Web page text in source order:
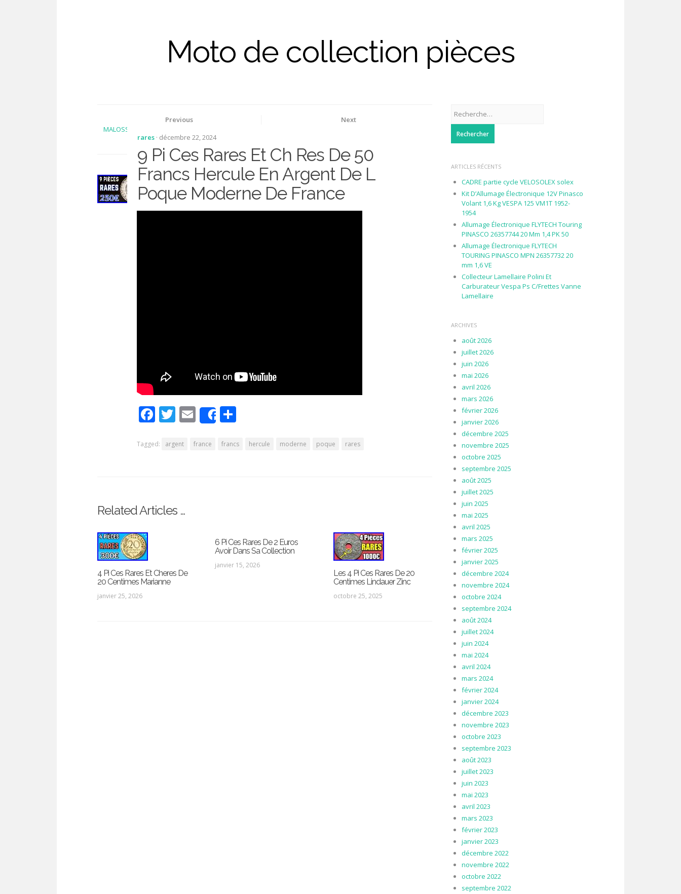
Moto de collection pièces
Previous
MALOSSI M1611029 Set Carburateur Phvb Gilera 50
Storm 1994-1996
Next
rares · décembre 22, 2024
9 Pi Ces Rares Et Ch Res De 50
Francs Hercule En Argent De L
Poque Moderne De France
Facebook
Twitter
Email
Share
Tagged: argent france francs hercule moderne poque rares
Related Articles …
4 Pi Ces Rares Et Cheres De
20 Centimes Marianne
janvier 25, 2026
6 Pi Ces Rares De 2 Euros
Avoir Dans Sa Collection
janvier 15, 2026
Les 4 Pi Ces Rares De 20
Centimes Lindauer Zinc
octobre 25, 2025
ARTICLES RÉCENTS
CADRE partie cycle VELOSOLEX solex
Kit D’Allumage Électronique 12V Pinasco
Volant 1,6 Kg VESPA 125 VM1T 1952-
1954
Allumage Électronique FLYTECH Touring
PINASCO 26357744 20 Mm 1,4 PK 50
Allumage Électronique FLYTECH
TOURING PINASCO MPN 26357732 20
mm 1,6 VE
Collecteur Lamellaire Polini Et
Carburateur Vespa Ps C/Frettes Vanne
Lamellaire
ARCHIVES
août 2026
juillet 2026
juin 2026
mai 2026
avril 2026
mars 2026
février 2026
janvier 2026
décembre 2025
novembre 2025
octobre 2025
septembre 2025
août 2025
juillet 2025
juin 2025
mai 2025
avril 2025
mars 2025
février 2025
janvier 2025
décembre 2024
novembre 2024
octobre 2024
septembre 2024
août 2024
juillet 2024
juin 2024
mai 2024
avril 2024
mars 2024
février 2024
janvier 2024
décembre 2023
novembre 2023
octobre 2023
septembre 2023
août 2023
juillet 2023
juin 2023
mai 2023
avril 2023
mars 2023
février 2023
janvier 2023
décembre 2022
novembre 2022
octobre 2022
septembre 2022